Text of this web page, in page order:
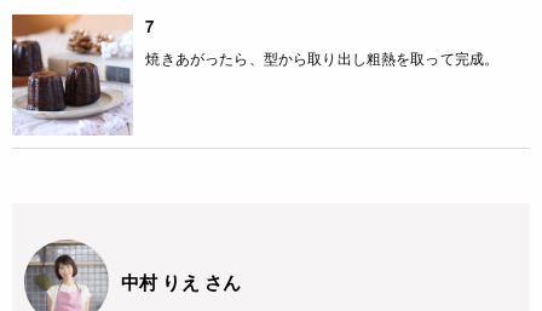
7
焼きあがったら、型から取り出し粗熱を取って完成。
中村 りえ さん